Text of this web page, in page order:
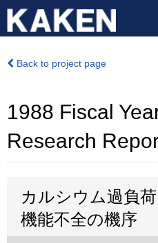
Back to project page
1988 Fiscal
Research
カルシウム過負
機能不全の機序